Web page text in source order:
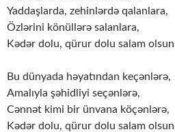
Yaddaşlarda, zehinlərdə qalanlara,
Özlərini könüllərə salanlara,
Kədər dolu, qürur dolu salam
Bu dünyada həyatından keçənlərə,
Amalıyla şəhidliyi seçənlərə,
Cənnət kimi bir ünvana köçənlərə,
Kədər dolu, qürur dolu salam